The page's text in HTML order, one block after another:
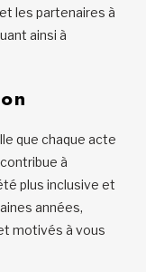
les partenaires à
ainsi à
que chaque acte
à
plus inclusive et
années,
motivés à vous